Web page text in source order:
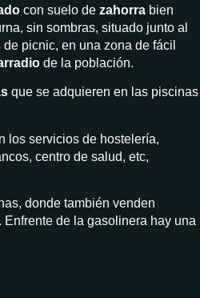
con suelo de zahorra bien
sin sombras, situado junto al
picnic, en una zona de fácil
de la población.
que se adquieren en las piscinas
los servicios de hostelería,
centro de salud, etc,
donde también venden
de la gasolinera hay una